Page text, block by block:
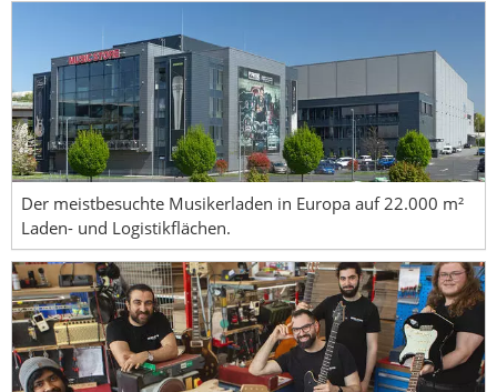
Der meistbesuchte Musikerladen in Europa auf 22.000 m²
Laden- und Logistikflächen.